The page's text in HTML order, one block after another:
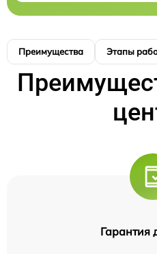
Преимущества Этапы
Гарантия